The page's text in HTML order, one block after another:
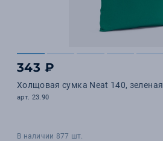
343 ₽
Холщовая сумка Neat 140, зеленая
арт. 23.90
В наличии 877 шт.